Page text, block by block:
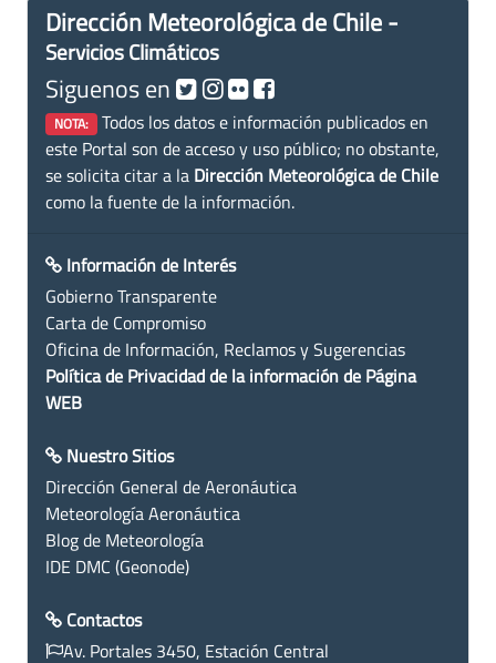
Dirección Meteorológica de Chile -
Servicios Climáticos
Siguenos en
NOTA: Todos los datos e información publicados en
este Portal son de acceso y uso público; no obstante,
se solicita citar a la Dirección Meteorológica de Chile
como la fuente de la información.
Información de Interés
Gobierno Transparente
Carta de Compromiso
Oficina de Información, Reclamos y Sugerencias
Política de Privacidad de la información de Página
WEB
Nuestro Sitios
Dirección General de Aeronáutica
Meteorología Aeronáutica
Blog de Meteorología
IDE DMC (Geonode)
Contactos
Av. Portales 3450, Estación Central